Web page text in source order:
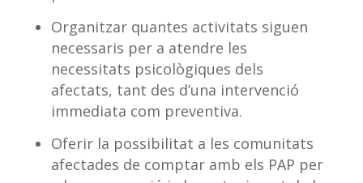
Organitzar quantes activitats siguen
necessaris per a atendre les
necessitats psicològiques dels
afectats, tant des d’una intervenció
immediata com preventiva.
Oferir la possibilitat a les comunitats
afectades de comptar amb els PAP per